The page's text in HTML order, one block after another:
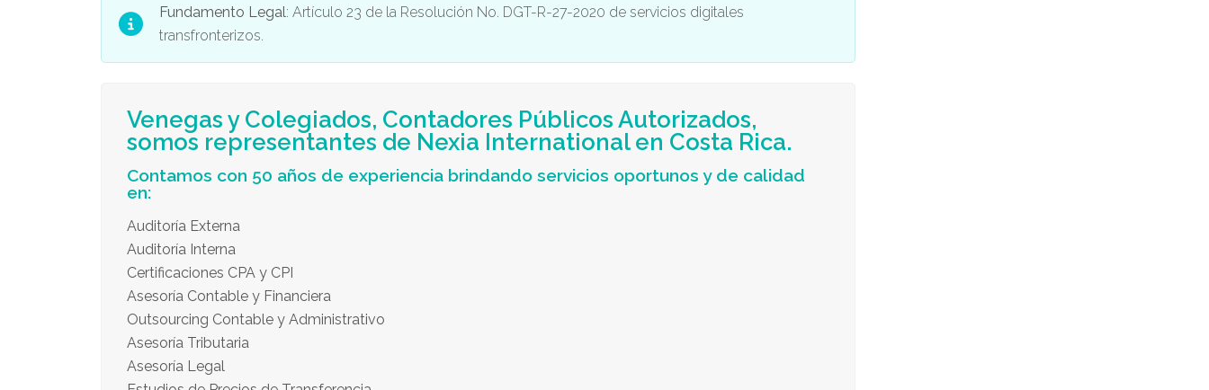
Fundamento Legal: Artículo 23 de la Resolución No. DGT-R-27-2020 de servicios digitales
transfronterizos.
Venegas y Colegiados, Contadores Públicos Autorizados,
somos representantes de Nexia International en Costa Rica.
Contamos con 50 años de experiencia brindando servicios oportunos y de calidad
en:
Auditoría Externa
Auditoría Interna
Certificaciones CPA y CPI
Asesoría Contable y Financiera
Outsourcing Contable y Administrativo
Asesoría Tributaria
Asesoría Legal